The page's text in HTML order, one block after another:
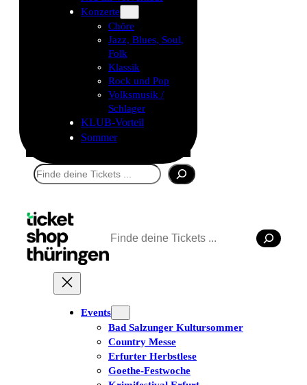
Konzerte
Chöre
Jazz, Blues, Soul,
Folk
Klassik
Rock und Pop
Volksmusik /
Schlager
KLUB-Vorteil
Sommer
Suchen
Suchen
Events
Bad Salzunger Kultursommer
Country Messe
Erfurter Herbstlese
Goethe-Festwoche